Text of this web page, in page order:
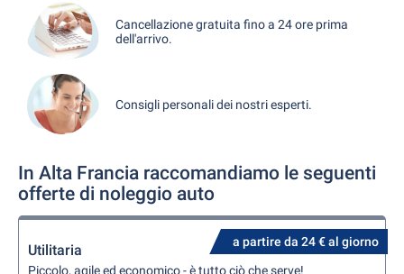
Cancellazione gratuita fino a 24 ore prima
dell'arrivo.
Consigli personali dei nostri esperti.
In Alta Francia raccomandiamo le seguenti
offerte di noleggio auto
a partire da 24 € al giorno
Utilitaria
Piccolo, agile ed economico - è tutto ciò che serve!